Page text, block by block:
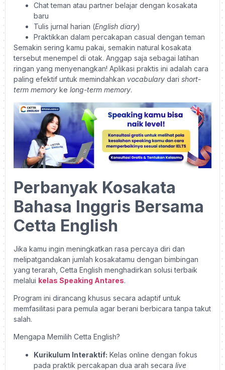
Chat teman atau partner belajar dengan kosakata
baru
Tulis jurnal harian (English diary)
Praktikkan dalam percakapan casual dengan teman
Semakin sering kamu pakai, semakin natural kosakata
tersebut menempel di otak. Anggap saja sebagai latihan
ringan yang menyenangkan! Aplikasi praktis ini adalah cara
paling efektif untuk memindahkan vocabulary dari short-
term memory ke long-term memory.
Perbanyak Kosakata
Bahasa Inggris Bersama
Cetta English
Jika kamu ingin meningkatkan rasa percaya diri dan
melipatgandakan jumlah kosakatamu dengan bimbingan
yang terarah, Cetta English menghadirkan solusi terbaik
melalui kelas Speaking Antares.
Program ini dirancang khusus secara adaptif untuk
memfasilitasi para pemula agar berani berbicara tanpa takut
salah.
Mengapa Memilih Cetta English?
Kurikulum Interaktif: Kelas online dengan fokus
pada praktik percakapan dua arah secara live